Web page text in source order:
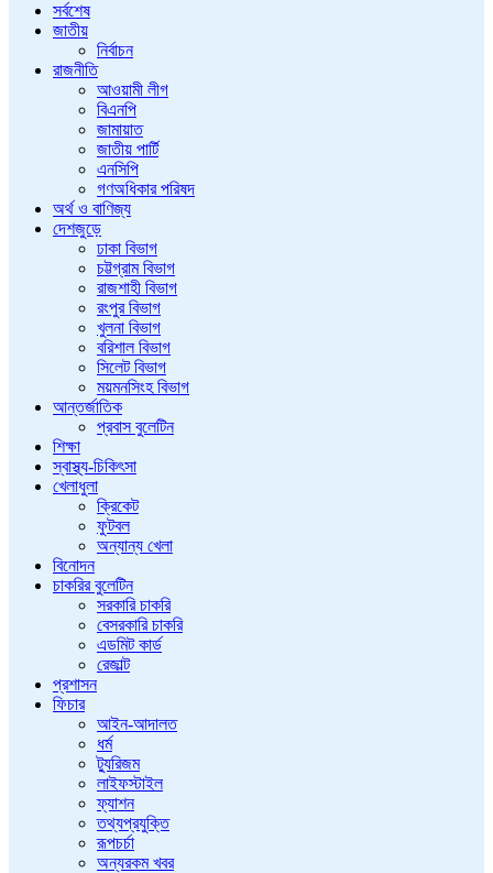
সর্বশেষ
জাতীয়
নির্বাচন
রাজনীতি
আওয়ামী লীগ
বিএনপি
জামায়াত
জাতীয় পার্টি
এনসিপি
গণঅধিকার পরিষদ
অর্থ ও বাণিজ্য
দেশজুড়ে
ঢাকা বিভাগ
চট্টগ্রাম বিভাগ
রাজশাহী বিভাগ
রংপুর বিভাগ
খুলনা বিভাগ
বরিশাল বিভাগ
সিলেট বিভাগ
ময়মনসিংহ বিভাগ
আন্তর্জাতিক
প্রবাস বুলেটিন
শিক্ষা
স্বাস্থ্য-চিকিৎসা
খেলাধুলা
ক্রিকেট
ফুটবল
অন্যান্য খেলা
বিনোদন
চাকরির বুলেটিন
সরকারি চাকরি
বেসরকারি চাকরি
এডমিট কার্ড
রেজাল্ট
প্রশাসন
ফিচার
আইন-আদালত
ধর্ম
ট্যুরিজম
লাইফস্টাইল
ফ্যাশন
তথ্যপ্রযুক্তি
রূপচর্চা
অন্যরকম খবর